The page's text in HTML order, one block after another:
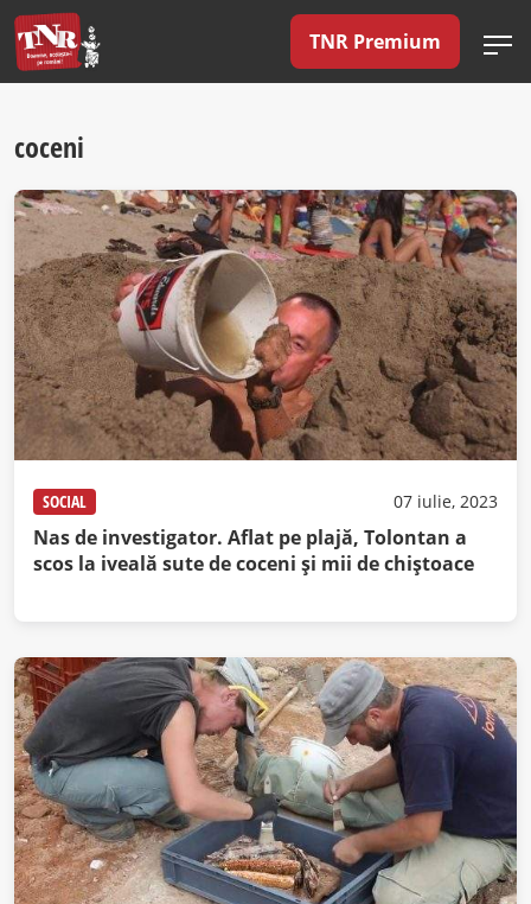
TNR Premium
coceni
SOCIAL 07 iulie, 2023
Nas de investigator. Aflat pe plajă, Tolontan a
scos la iveală sute de coceni și mii de chiștoace